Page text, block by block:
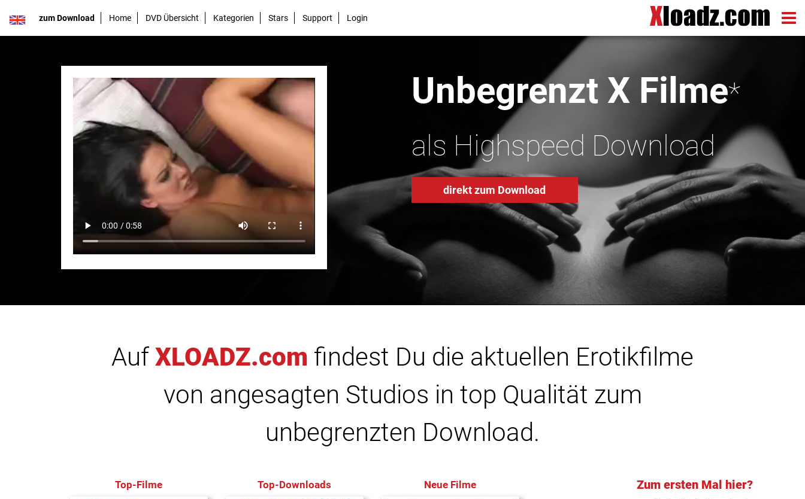
zum Download Home DVD Übersicht Kategorien Stars Support Login
Unbegrenzt X Filme*
als Highspeed Download
direkt zum Download
Auf XLOADZ.com findest Du die aktuellen Erotikfilme
von angesagten Studios in top Qualität zum
unbegrenzten Download.
Top-Filme Top-Downloads Neue Filme Zum ersten Mal hier?